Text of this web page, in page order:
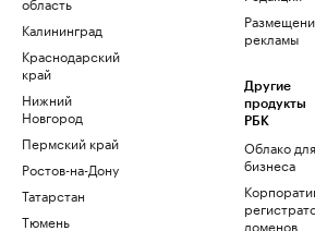
Калининград
Краснодарский
край
Нижний
Новгород
Пермский край
Ростов-на-Дону
Татарстан
Тюмень
рекламы
Другие
продукты
РБК
Облако для
бизнеса
доменов